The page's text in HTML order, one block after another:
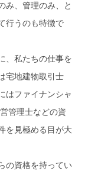
み、管理のみ、と
行うのも特徴で
、私たちの仕事を
宅地建物取引士
はファイナンシャ
管理士などの資
を見極める目が大
の資格を持ってい